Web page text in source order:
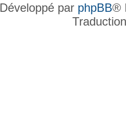
Développé par phpBB®